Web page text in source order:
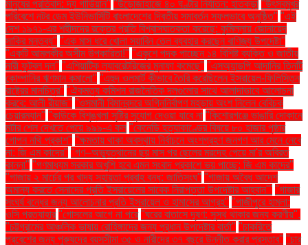
মানুষের প্রতিবাদ: দ্য গার্ডিয়ান" "উড়োজাহাজে ৪০ ঘণ্টার নির্যাতন: হাতকড়া "উৎসবমুখর
পরিবেশে নটর ডেম ইউনিভার্সিটি বাংলাদেশের দ্বিতীয় সমাবর্তন সফলভাবে অনুষ্ঠিত" "এই
দেশ ১৯৭১-এর শহীদদের রক্তের প্রতি বিশ্বাসঘাতকতা করেছে: কুমিল্লায় জোনায়েদ
সাকির মন্তব্য" "এক মাস ধরে খোলা সয়াবিন তেল ব্যবহার করছেন বাণিজ্য উপদেষ্টা"
"একটি আমলকীর অসীম উপকারিতা!" "একুশে পদক পাচ্ছেন ১৪ বিশিষ্ট ব্যক্তি ও জাতীয়
নারী ফুটবল দল" "এশিয়াটিক ল্যাবরেটরিজের মুনাফা কমেছে" "এসঅ্যান্ডপি আদানির তিনটি
কোম্পানির ঋণমান কমালো" "এহুদ ওলমার্ট কীভাবে তৈরি করেছিলেন ইসরায়েল-ফিলিস্তিন
রাষ্ট্রের মানচিত্র" "ঐকমত্য কমিশন রাজনৈতিক দলগুলোর সাথে আলাদাভাবে আলোচনা
করবে: আলী রীয়াজ" "ওসমানী বিমানবন্দরে অগ্নিনির্বাপণ মহড়ায় অংশ নিলেন বেবিচক
চেয়ারম্যান" "কাউকে বিশৃঙ্খলা সৃষ্টির সুযোগ দেওয়া যাবে না "কিশোরগঞ্জে ভাঙারি দোকানে
মর্টার শেল দেখতে পেয়ে ৯৯৯-এ কল "কেনেডি হত্যাকাণ্ডের বিষয়ে ৮০ হাজার পৃষ্ঠার
গোপন নথি প্রকাশ" "ক্ষমতায় থাকা অবস্থায় নির্বাচনে অংশগ্রহণ জনগণ আর মেনে নেবে
না: জি এম কাদের" "গণ–অভ্যুত্থানের ছয় মাস পর ছেলের মরদেহ পেয়ে মা'র অবিরত
কান্না" "গণমাধ্যম সরকার অখুশি হবে এমন সংবাদ প্রকাশে ভয় পাচ্ছে: জি এম কাদের"
"গাজায় ২ মার্চের পর খাদ্য সহায়তা প্রবাহ বন্ধ: জাতিসংঘ" "গাজায় অবৈধ আদেশ
অমান্য করতে সেনাদের প্রতি ইসরায়েলের সাবেক নিরাপত্তা উপদেষ্টার আহ্বান"' "গাজার
সংঘর্ষ বন্ধের জন্য আলোচনার প্রতি ইসরায়েল ও হামাসের আগ্রহ" "গাজীপুরে হামলা:
ওসি প্রত্যাহার "গোসলের আগে না পরে "ঘরের বাতাসে দূষণ: সুস্থ থাকার জন্য করণীয়".
"চট্টগ্রামের আঞ্চলিক ভাষায় রোহিঙ্গাদের জন্য প্রধান উপদেষ্টার বার্তা" "চাকরিতে
প্রবেশের জন্য পুরুষদের বয়সসীমা ৩৫ ও নারীদের ৩৭ বছরে উন্নীত করার প্রস্তাব" "চার